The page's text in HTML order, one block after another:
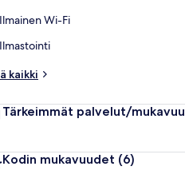
Ilmainen Wi-Fi
Ilmastointi
kaikki
Tärkeimmät palvelut/
Kodin mukavuudet (6)